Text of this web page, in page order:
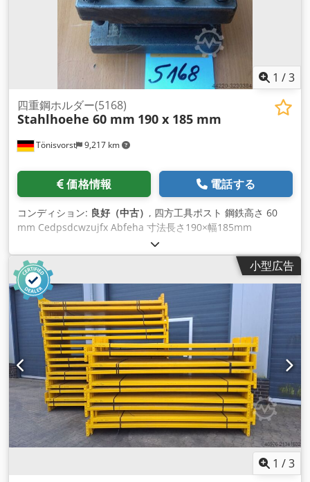
1 /3
Tönisvorst 9,217 km
四重鋼ホルダー(5168)
Stahlhoehe 60 mm 190 x 185 mm
価格情報 電話する
コンディション: 良好（中古） , 四方工具ポスト 鋼鉄高さ 60
mm Cedpsdcwzujfx Abfeha 寸法長さ190×幅185mm
小型広告
1 /3